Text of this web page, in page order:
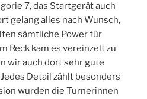
7, das Startgerät auch
gelang alles nach Wunsch,
sämtliche Power für
Reck kam es vereinzelt zu
wir auch dort sehr gute
Detail zählt besonders
wurden die Turnerinnen